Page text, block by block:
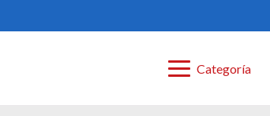
Categoría